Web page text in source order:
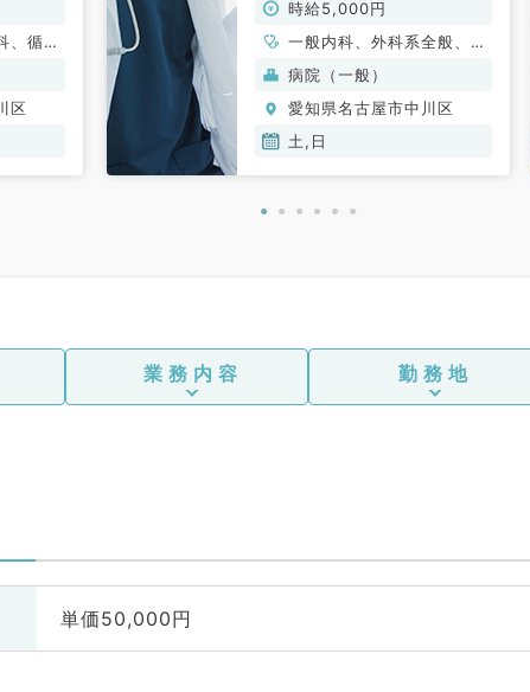
、循環
、消化
内
科、
区
常勤）時給5,000円
一般内科、外科系全般、一
般外科
病院（一般）
愛知県名古屋市中川区
土,日
業務内容 勤務地
単価50,000円